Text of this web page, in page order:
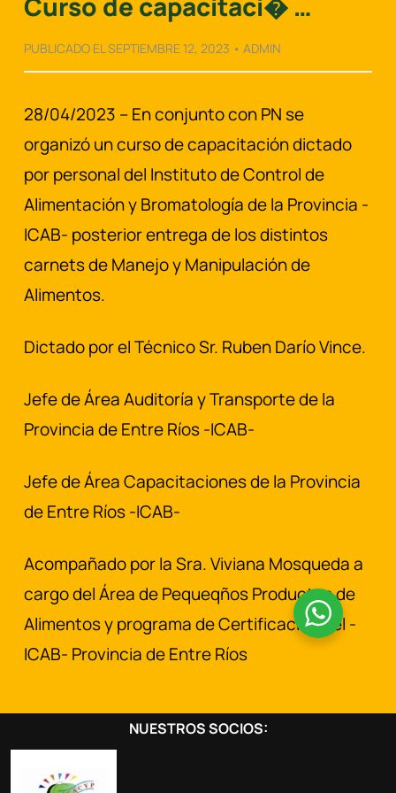
PUBLICADO EL SEPTIEMBRE 12, 2023 • ADMIN
28/04/2023 – En conjunto con PN se
organizó un curso de capacitación dictado
por personal del Instituto de Control de
Alimentación y Bromatología de la Provincia -
ICAB- posterior entrega de los distintos
carnets de Manejo y Manipulación de
Alimentos.
Dictado por el Técnico Sr. Ruben Darío Vince.
Jefe de Área Auditoría y Transporte de la
Provincia de Entre Ríos -ICAB-
Jefe de Área Capacitaciones de la Provincia
de Entre Ríos -ICAB-
Acompañado por la Sra. Viviana Mosqueda a
cargo del Área de Pequeqños Productos de
Alimentos y programa de Certificación del -
ICAB- Provincia de Entre Ríos
NUESTROS SOCIOS: